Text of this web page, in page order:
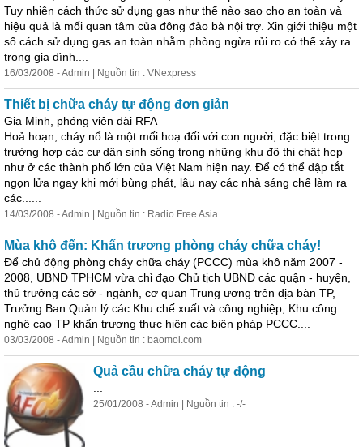
Tuy nhiên cách thức sử dụng gas như thế nào sao cho an toàn và
hiệu quả là mối quan tâm của đông đảo bà nội trợ. Xin giới thiệu một
số cách sử dụng gas an toàn nhằm phòng ngừa rủi ro có thể xảy ra
trong gia đình....
16/03/2008 - Admin | Nguồn tin : VNexpress
Thiết bị chữa cháy tự động đơn giản
Gia Minh, phóng viên đài RFA
Hoả hoạn, cháy nổ là một mối hoạ đối với con người, đặc biệt trong
trường hợp các cư dân sinh sống trong những khu đô thị chật hẹp
như ở các thành phố lớn của Việt Nam hiện nay. Để có thể dập tắt
ngọn lửa ngay khi mới bùng phát, lâu nay các nhà sáng chế làm ra
các......
14/03/2008 - Admin | Nguồn tin : Radio Free Asia
Mùa khô đến: Khẩn trương phòng cháy chữa cháy!
Để chủ động phòng cháy chữa cháy (PCCC) mùa khô năm 2007 -
2008, UBND TPHCM vừa chỉ đạo Chủ tịch UBND các quận - huyện,
thủ trưởng các sở - ngành, cơ quan Trung ương trên địa bàn TP,
Trưởng Ban Quản lý các Khu chế xuất và công nghiệp, Khu công
nghệ cao TP khẩn trương thực hiện các biện pháp PCCC....
03/03/2008 - Admin | Nguồn tin : baomoi.com
Quả cầu chữa cháy tự động
...
25/01/2008 - Admin | Nguồn tin : -/-